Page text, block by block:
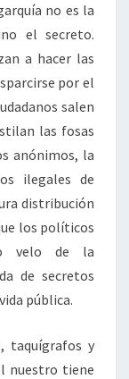
no es la
el secreto.
a hacer las
por el
salen
las fosas
anónimos, la
ilegales de
distribución
los políticos
velo de la
de secretos
pública.
taquígrafos y
nuestro tiene